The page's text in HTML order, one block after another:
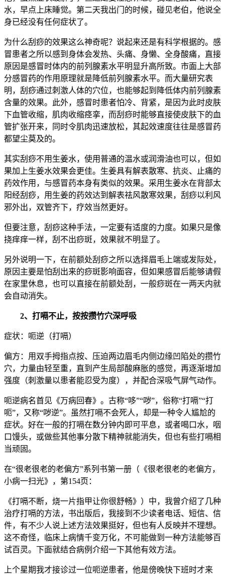
水，早点上床睡觉。第二天我出门的时候，碰见老伯，他说全
身已经没有任何症状了。
为什么刮痧的效果这么神奇呢？说起来还是有科学根据的。感
冒患者之所以感到身体会发热、头痛、身懒、全身酸痛，直接
原因是感冒时体内的前列腺素水平明显升高所致。市面上大部
分感冒药的作用原理就是降低前列腺素水平。而大量研究表
明，刮痧通过刺激人体的穴位，也能够起到降低体内前列腺素
含量的效果。此外，感冒时患者怕冷、背紧，是因为此时皮肤
下血管收缩，肌肉收缩痉挛，而刮痧时能够直接使皮肤下的血
管扩张开来，同时令肌肉迅速放松，其起效速度往往是感冒药
都望尘莫及的。
其实刮痧不用生姜水，使用普通的温水或润滑油也可以，但如
果加上生姜水效果会更佳。生姜具有解表散寒、抗炎、止痛的
药效作用，与感冒药本身有类似的效果。采用生姜水在背部太
阳经刮痧，用生姜的药效达到解表祛风散寒效果，刮痧以利风
邪外出，双管齐下，疗效当然更好。
但要注意，刮痧这种手法，一定要有适度的力度。如果只是像
挠痒痒一样，刮不出痧斑，效果就不明显了。
另外说明一下，在前额处刮痧之所以选择眉毛上端或发际处，
原因主要是怕刮出来的痧斑影响面容，但如果感冒后能够请假
在家里休息，也可以直接在前额处刮，一般痧斑在一两天内就
会自动消失。
2、打嗝不止，按按攒竹穴深呼吸
症状：呃逆（打嗝）
偏方：用双手拇指点按、压迫两边眉毛内侧边缘凹陷处的攒竹
穴，力量由轻至重，直到产生局部酸麻胀的感觉，再逐渐增加
强度（刺激量以患者能忍受为度），并配合深吸气屏气动作。
呃逆病名首见《万病回春》。古称“哆”“哕”，俗称“打嗝”“打
呃”，又称“哕逆”。虽然打嗝不会死人，却是一种令人尴尬的
症状。好在一般的打嗝在数分钟内即可平息，或者喝口水，咽
口馒头，或做些其他事分散下精神就能消失，但也有些打嗝相
当顽固。
在“很老很老的老偏方”系列书第一册（《很老很老的老偏方，
小病一扫光》，第154页：
《打嗝不断，烧一片指甲让你很舒畅》）中，我曾介绍了几种
治疗打嗝的方法，书出版后，我接到不少读者电话、短信、信
件，有不少人说上述方法效果挺好，但也有人反映并不理想。
这不奇怪，临床上病情千变万化，不可能做到一种方法能够百
试百灵。下面就结合病例介绍一下其他有效方法。
上个星期我才接诊过一位呃逆患者，他是傍晚快下班时才来